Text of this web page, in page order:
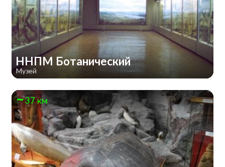
ННПМ Ботанический
Музей
37 км